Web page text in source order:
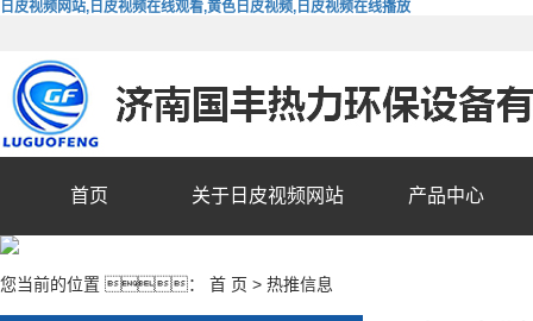
日皮视频网站,日皮视频在线观看,黄色日皮视频,日皮视频在线播放
首页 关于日皮视频网站 产品中心
您当前的位置 ： 首 页 > 热推信息